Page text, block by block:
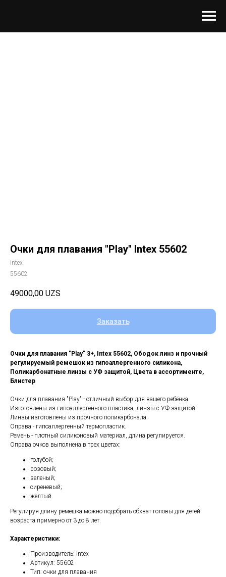
Очки для плавания "Play" Intex 55602
Intex
55602
49000,00 UZS
Заказать
Очки для плавания "Play" 3+, Intex 55602, Ободок линз и прочный
регулируемый ремешок из гипоаллергенного силикона,
Поликарбонатные линзы с УФ защитой, Цвета в ассортименте,
Блистер
Очки для плавания "Play" - отличный выбор для вашего ребёнка.
Изготовлены из гипоаллергенного пластика, линзы с УФ-защитой.
Линзы изготовлены из прочного поликарбонала.
Оправа - гипоаллергенный термопластик.
Ремень - плотный силиконовый материал, длина регулируется.
Оправа очков выполнена в трех цветах:
голубой;
розовый;
зеленый;
сиреневый;
жёлтый.
Регулируя длину ремешка можно подобрать обхват головы для детей
возраста примерно от 3 до 8 лет.
Характеристики:
Производитель: Intex
Артикул: 55602
Тип: очки для плавания